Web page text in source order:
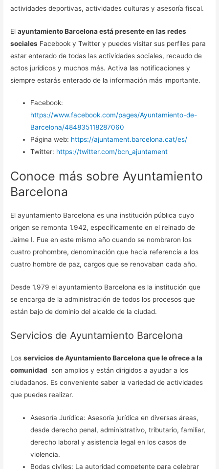
actividades deportivas, actividades culturas y asesoría fiscal.
Elayuntamiento Barcelona está presente en las redes
sociales Facebook y Twitter y puedes visitar sus perfiles para
estar enterado de todas las actividades sociales, recaudo de
actos jurídicos y muchos más. Activa las notificaciones y
siempre estarás enterado de la información más importante.
Facebook:
https://www.facebook.com/pages/Ayuntamiento-de-
Barcelona/484835118287060
Página web: https://ajuntament.barcelona.cat/es/
Twitter: https://twitter.com/bcn_ajuntament
Conoce más sobre Ayuntamiento
Barcelona
El ayuntamiento Barcelona es una institución pública cuyo
origen se remonta 1.942, específicamente en el reinado de
Jaime I. Fue en este mismo año cuando se nombraron los
cuatro prohombre, denominación que hacia referencia a los
cuatro hombre de paz, cargos que se renovaban cada año.
Desde 1.979 el ayuntamiento Barcelona es la institución que
se encarga de la administración de todos los procesos que
están bajo de dominio del alcalde de la ciudad.
Servicios de Ayuntamiento Barcelona
Losservicios de Ayuntamiento Barcelona que le ofrece a la
comunidad son amplios y están dirigidos a ayudar a los
ciudadanos. Es conveniente saber la variedad de actividades
que puedes realizar.
Asesoría Jurídica: Asesoría jurídica en diversas áreas,
desde derecho penal, administrativo, tributario, familiar,
derecho laboral y asistencia legal en los casos de
violencia.
Bodas civiles: La autoridad competente para celebrar